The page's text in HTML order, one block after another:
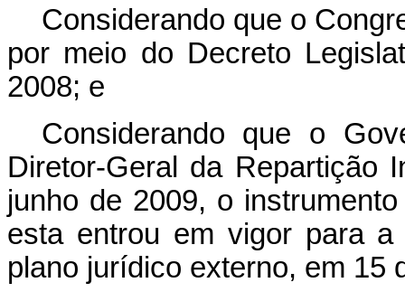
Considerando que o
por meio do Decreto
2008; e
Considerando que o
Diretor-Geral da Repartição
junho de 2009, o
esta entrou em vigor para
plano jurídico externo, em 15